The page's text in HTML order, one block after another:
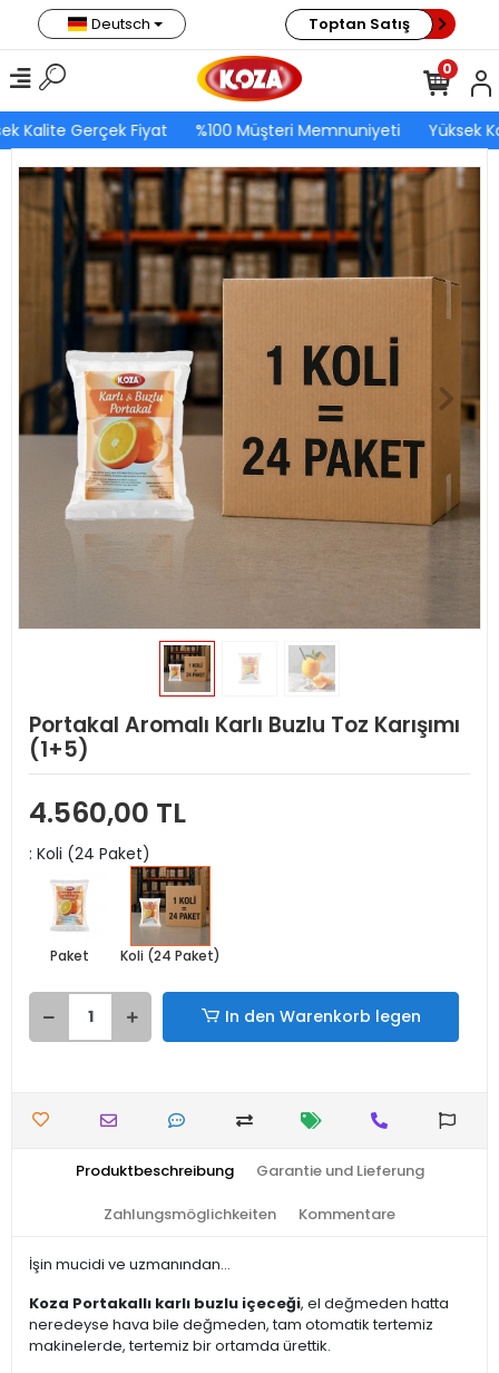
Kalite Gerçek Fiyat %100 Müşteri Memnuniyeti Yüksek
Deutsch Toptan Satış
0
Portakal Aromalı Karlı Buzlu Toz Karışımı
(1+5)
4.560,00 TL
: Koli (24 Paket)
Paket Koli (24 Paket)
In den Warenkorb legen
Produktbeschreibung Garantie und Lieferung
Zahlungsmöglichkeiten Kommentare
İşin mucidi ve uzmanından...
Koza Portakallı karlı buzlu içeceği, el değmeden hatta
neredeyse hava bile değmeden, tam otomatik tertemiz
makinelerde, tertemiz bir ortamda ürettik.